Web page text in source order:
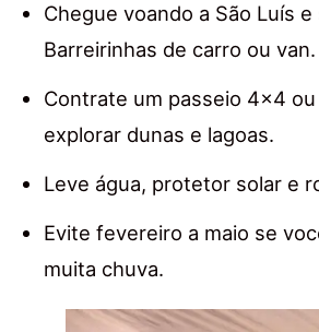
Chegue voando a São Luís e
Barreirinhas de carro ou van.
Contrate um passeio 4×4
explorar dunas e lagoas.
Leve água, protetor solar e
Evite fevereiro a maio se
muita chuva.